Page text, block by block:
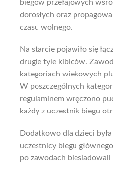
biegów przełajowych
dorosłych oraz
czasu wolnego.
Na starcie pojawiło się
drugie tyle kibiców.
kategoriach wiekowych
W poszczególnych
regulaminem wręczono
każdy z uczestnik biegu
Dodatkowo dla dzieci
uczestnicy biegu
po zawodach